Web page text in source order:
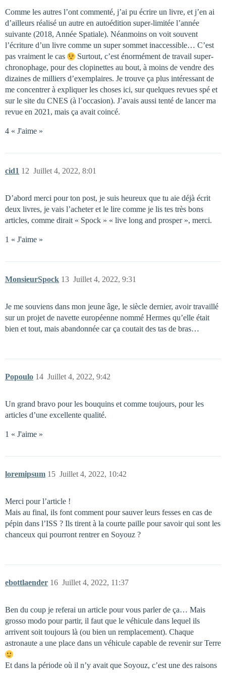
Comme les autres l’ont commenté, j’ai pu écrire un livre, et j’en ai
d’ailleurs réalisé un autre en autoédition super-limitée l’année
suivante (2018, Année Spatiale). Néanmoins on voit souvent
l’écriture d’un livre comme un super sommet inaccessible… C’est
pas vraiment le cas
Surtout, c’est énormément de travail super-
chronophage, pour des clopinettes au bout, à moins de vendre des
dizaines de milliers d’exemplaires. Je trouve ça plus intéressant de
me concentrer à expliquer les choses ici, sur quelques revues spé et
sur le site du CNES (à l’occasion). J’avais aussi tenté de lancer ma
revue en 2021, mais ça avait coincé.
4 « J'aime »
cid1 Juillet 4, 2022, 8:01
12
D’abord merci pour ton post, je suis heureux que tu aie déjà écrit
deux livres, je vais l’acheter et le lire comme je lis tes très bons
articles, comme dirait « Spock » « live long and prosper », merci.
1 « J'aime »
MonsieurSpock Juillet 4, 2022, 9:31
13
Je me souviens dans mon jeune âge, le siècle dernier, avoir travaillé
sur un projet de navette européenne nommé Hermes qu’elle était
bien et tout, mais abandonnée car ça coutait des tas de bras…
Popoulo Juillet 4, 2022, 9:42
14
Un grand bravo pour les bouquins et comme toujours, pour les
articles d’une excellente qualité.
1 « J'aime »
loremipsum Juillet 4, 2022, 10:42
15
Merci pour l’article !
Mais au final, ils font comment pour sauver leurs fesses en cas de
pépin dans l’ISS ? Ils tirent à la courte paille pour savoir qui sont les
chanceux qui pourront rentrer en Soyouz ?
ebottlaender Juillet 4, 2022, 11:37
16
Ben du coup je referai un article pour vous parler de ça… Mais
grosso modo pour partir, il faut que le véhicule dans lequel ils
arrivent soit toujours là (ou bien un remplacement). Chaque
astronaute a une place dans un véhicule capable de revenir sur Terre
Et dans la période où il n’y avait que Soyouz, c’est une des raisons